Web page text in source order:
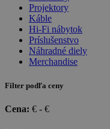
Projektory
Káble
Hi-Fi nábytok
Príslušenstvo
Náhradné diely
Merchandise
Filter podľa ceny
Cena: € - €